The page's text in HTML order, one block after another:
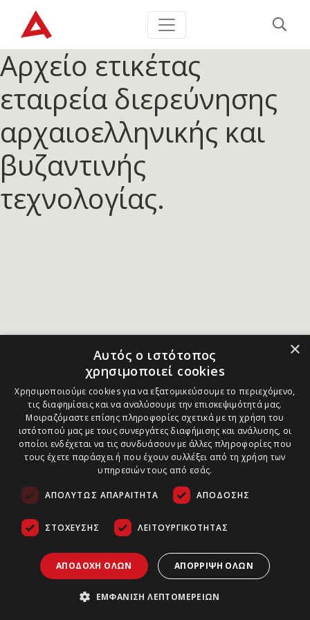
Αρχείο ετικέτας
εταιρεία διερεύνησης
αρχαιοελληνικής και
βυζαντινής
τεχνολογίας.
×
Αυτός ο ιστότοπος
χρησιμοποιεί cookies
Χρησιμοποιούμε cookies για να εξατομικεύσουμε το περιεχόμενο,
τις διαφημίσεις και να αναλύσουμε την επισκεψιμότητά μας.
Μοιραζόμαστε επίσης πληροφορίες σχετικά με τη χρήση του
ιστότοπού μας με τους συνεργάτες διαφήμισης και ανάλυσης, οι
οποίοι ενδέχεται να τις συνδυάσουν με άλλες πληροφορίες που
τους έχετε παράσχει ή που έχουν συλλέξει από τη χρήση των
υπηρεσιών τους από εσάς.
ΑΠΟΛΎΤΩΣ ΑΠΑΡΑΊΤΗΤΑ ΑΠΌΔΟΣΗΣ
ΣΤΌΧΕΥΣΗΣ ΛΕΙΤΟΥΡΓΙΚΌΤΗΤΑΣ
ΑΠΟΔΟΧΉ ΌΛΩΝ ΑΠΌΡΡΙΨΗ ΌΛΩΝ
ΕΜΦΆΝΙΣΗ ΛΕΠΤΟΜΕΡΕΙΏΝ